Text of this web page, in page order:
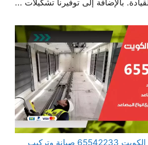
بالإضافة إلى توفيرنا تشكيلات ...
صيانة مصاعد في الكويت 65542233 صيانة وتركيب